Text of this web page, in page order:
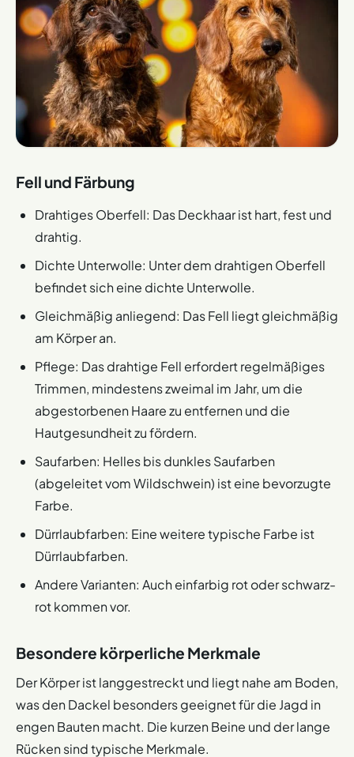
Fell und Färbung
Drahtiges Oberfell: Das Deckhaar ist hart, fest und
drahtig.
Dichte Unterwolle: Unter dem drahtigen Oberfell
befindet sich eine dichte Unterwolle.
Gleichmäßig anliegend: Das Fell liegt gleichmäßig
am Körper an.
Pflege: Das drahtige Fell erfordert regelmäßiges
Trimmen, mindestens zweimal im Jahr, um die
abgestorbenen Haare zu entfernen und die
Hautgesundheit zu fördern.
Saufarben: Helles bis dunkles Saufarben
(abgeleitet vom Wildschwein) ist eine bevorzugte
Farbe.
Dürrlaubfarben: Eine weitere typische Farbe ist
Dürrlaubfarben.
Andere Varianten: Auch einfarbig rot oder schwarz-
rot kommen vor.
Besondere körperliche Merkmale
Der Körper ist langgestreckt und liegt nahe am Boden,
was den Dackel besonders geeignet für die Jagd in
engen Bauten macht. Die kurzen Beine und der lange
Rücken sind typische Merkmale.